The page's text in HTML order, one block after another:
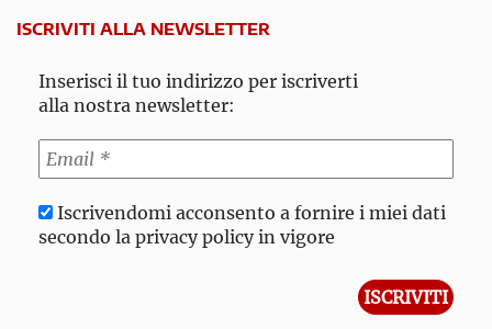
ISCRIVITI ALLA NEWSLETTER
Inserisci il tuo indirizzo per iscriverti
alla nostra newsletter:
Iscrivendomi acconsento a fornire i miei dati
secondo la privacy policy in vigore